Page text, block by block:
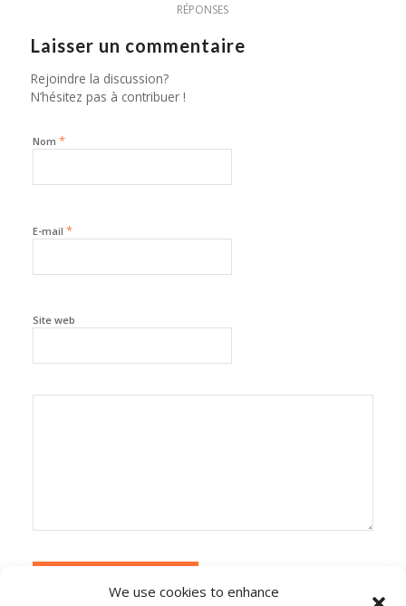
We use cookies to enhance
RÉPONSES
Laisser un commentaire
Rejoindre la discussion?
N’hésitez pas à contribuer !
Nom *
E-mail *
Site web